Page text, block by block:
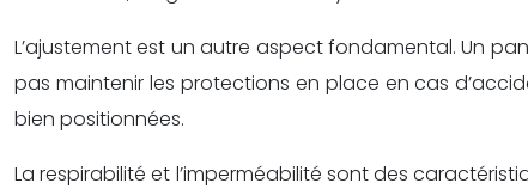
L’ajustement est un autre aspect fondamental. Un
pas maintenir les protections en place en cas
bien positionnées.
La respirabilité et l’imperméabilité sont des